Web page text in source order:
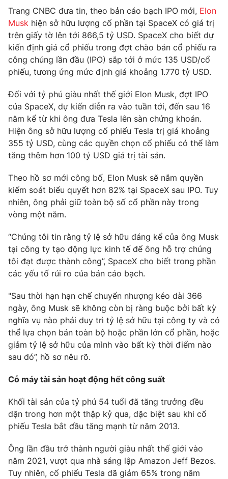
Phim VTV
Hậu trường
Nhân vật
Khán giả
Giải sao mai
Giải trí
Điện ảnh
Âm nhạc
Đời sống
Du lịch
Làm đẹp
Chất lượng cuộc sống
Giáo dục
Tuyển sinh
Học trực tuyến
Công nghệ
Hitech Công nghệ tương lai
Sản phẩm
Tư vấn
Giao lưu trực tuyến
Chuyên mục khác
Photo Infographic
VTV Money VTV Thể thao
VTV Sức khoẻ Bất động sản
VTV4 Vươn mình bằng AI
VTV9 VTV8
Liên hệ tòa soạn English
Trang CNBC đưa tin, theo bản cáo bạch IPO mới, Elon
Musk hiện sở hữu lượng cổ phần tại SpaceX có giá trị
trên giấy tờ lên tới 866,5 tỷ USD. SpaceX cho biết dự
kiến định giá cổ phiếu trong đợt chào bán cổ phiếu ra
công chúng lần đầu (IPO) sắp tới ở mức 135 USD/cổ
phiếu, tương ứng mức định giá khoảng 1.770 tỷ USD.
Đối với tỷ phú giàu nhất thế giới Elon Musk, đợt IPO
của SpaceX, dự kiến diễn ra vào tuần tới, đến sau 16
năm kể từ khi ông đưa Tesla lên sàn chứng khoán.
Hiện ông sở hữu lượng cổ phiếu Tesla trị giá khoảng
355 tỷ USD, cùng các quyền chọn cổ phiếu có thể làm
tăng thêm hơn 100 tỷ USD giá trị tài sản.
Theo hồ sơ mới công bố, Elon Musk sẽ nắm quyền
kiểm soát biểu quyết hơn 82% tại SpaceX sau IPO. Tuy
nhiên, ông phải giữ toàn bộ số cổ phần này trong
vòng một năm.
“Chúng tôi tin rằng tỷ lệ sở hữu đáng kể của ông Musk
tại công ty tạo động lực kinh tế để ông hỗ trợ chúng
tôi đạt được thành công”, SpaceX cho biết trong phần
các yếu tố rủi ro của bản cáo bạch.
"Sau thời hạn hạn chế chuyển nhượng kéo dài 366
ngày, ông Musk sẽ không còn bị ràng buộc bởi bất kỳ
nghĩa vụ nào phải duy trì tỷ lệ sở hữu tại công ty và có
thể lựa chọn bán toàn bộ hoặc phần lớn cổ phần, hoặc
giảm tỷ lệ sở hữu của mình vào bất kỳ thời điểm nào
sau đó”, hồ sơ nêu rõ.
Cỗ máy tài sản hoạt động hết công suất
Khối tài sản của tỷ phú 54 tuổi đã tăng trưởng đều
đặn trong hơn một thập kỷ qua, đặc biệt sau khi cổ
phiếu Tesla bắt đầu tăng mạnh từ năm 2013.
Ông lần đầu trở thành người giàu nhất thế giới vào
năm 2021, vượt qua nhà sáng lập Amazon Jeff Bezos.
Tuy nhiên, cổ phiếu Tesla đã giảm 65% trong năm